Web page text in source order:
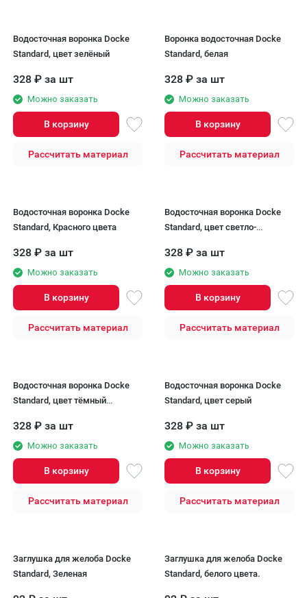
Водосточная воронка Docke
Standard, цвет зелёный
328 ₽ за шт
Можно заказать
В корзину
Рассчитать материал
Воронка водосточная Docke
Standard, белая
328 ₽ за шт
Можно заказать
В корзину
Рассчитать материал
Водосточная воронка Docke
Standard, Красного цвета
328 ₽ за шт
Можно заказать
В корзину
Рассчитать материал
Водосточная воронка Docke
Standard, цвет светло-
328 ₽ за шт
Можно заказать
В корзину
Рассчитать материал
Водосточная воронка Docke
Standard, цвет тёмный
328 ₽ за шт
Можно заказать
В корзину
Рассчитать материал
Водосточная воронка Docke
Standard, цвет серый
328 ₽ за шт
Можно заказать
В корзину
Рассчитать материал
Заглушка для желоба Docke
Standard, Зеленая
Заглушка для желоба Docke
Standard, белого цвета.